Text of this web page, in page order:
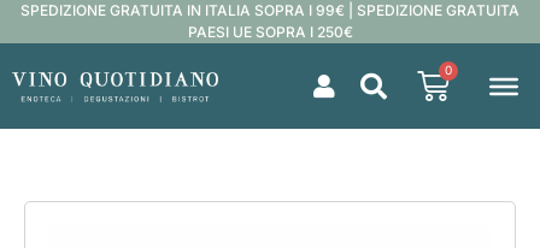
SPEDIZIONE GRATUITA IN ITALIA SOPRA I 99€ | SPEDIZIONE GRATUITA
PAESI UE SOPRA I 250€
0